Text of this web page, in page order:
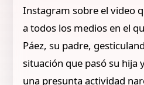
Instagram sobre el video
a todos los medios en el
Páez, su padre,
situación que pasó su hija
una presunta actividad